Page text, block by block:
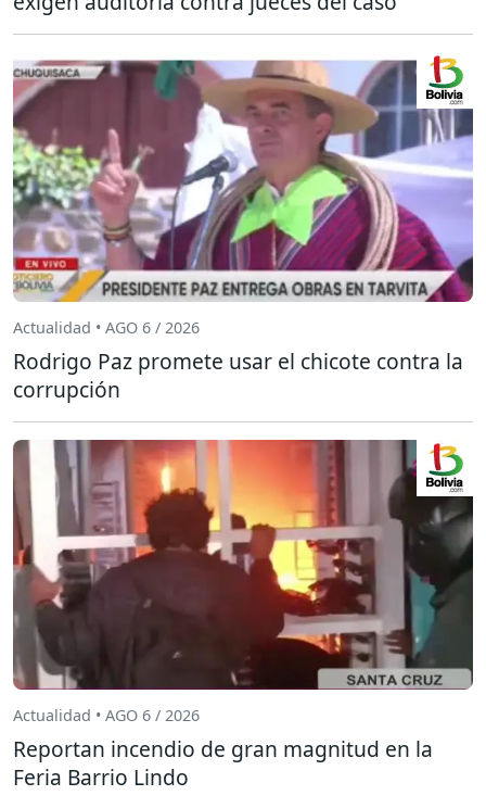
Actualidad • AGO 6 / 2026
Rodrigo Paz promete usar el chicote contra la
corrupción
Actualidad • AGO 6 / 2026
Reportan incendio de gran magnitud en la
Feria Barrio Lindo